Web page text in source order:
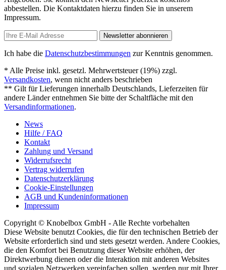
abbestellen. Die Kontaktdaten hierzu finden Sie in unserem
Impressum.
Newsletter abonnieren
Ich habe die Datenschutzbestimmungen zur Kenntnis genommen.
* Alle Preise inkl. gesetzl. Mehrwertsteuer (19%) zzgl.
Versandkosten, wenn nicht anders beschrieben
** Gilt für Lieferungen innerhalb Deutschlands, Lieferzeiten für
andere Länder entnehmen Sie bitte der Schaltfläche mit den
Versandinformationen.
News
Hilfe / FAQ
Kontakt
Zahlung und Versand
Widerrufsrecht
Vertrag widerrufen
Datenschutzerklärung
Cookie-Einstellungen
AGB und Kundeninformationen
Impressum
Copyright © Knobelbox GmbH - Alle Rechte vorbehalten
Diese Website benutzt Cookies, die für den technischen Betrieb der
Website erforderlich sind und stets gesetzt werden. Andere Cookies,
die den Komfort bei Benutzung dieser Website erhöhen, der
Direktwerbung dienen oder die Interaktion mit anderen Websites
und sozialen Netzwerken vereinfachen sollen, werden nur mit Ihrer